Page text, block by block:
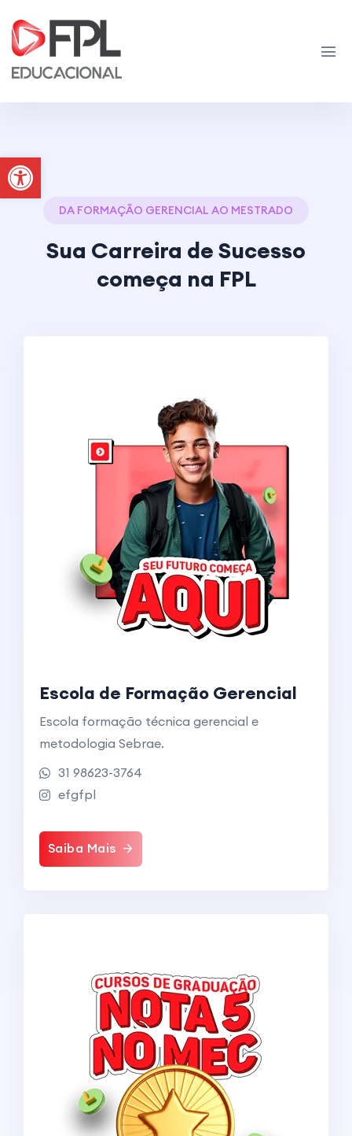
Abrir a barra de ferramentas
DA FORMAÇÃO GERENCIAL AO MESTRADO
Sua Carreira de Sucesso
começa na FPL
Escola de Formação Gerencial
Escola formação técnica gerencial e
metodologia Sebrae.
31 98623-3764
efgfpl
Saiba Mais